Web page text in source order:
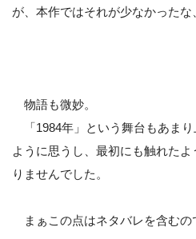
が、本作ではそれが少なかったな
物語も微妙。
「1984年」という舞台もあま
ように思うし、最初にも触れた
りませんでした。
まぁこの点はネタバレを含むの